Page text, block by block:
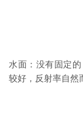
水面：没有固定
较好，反射率自然